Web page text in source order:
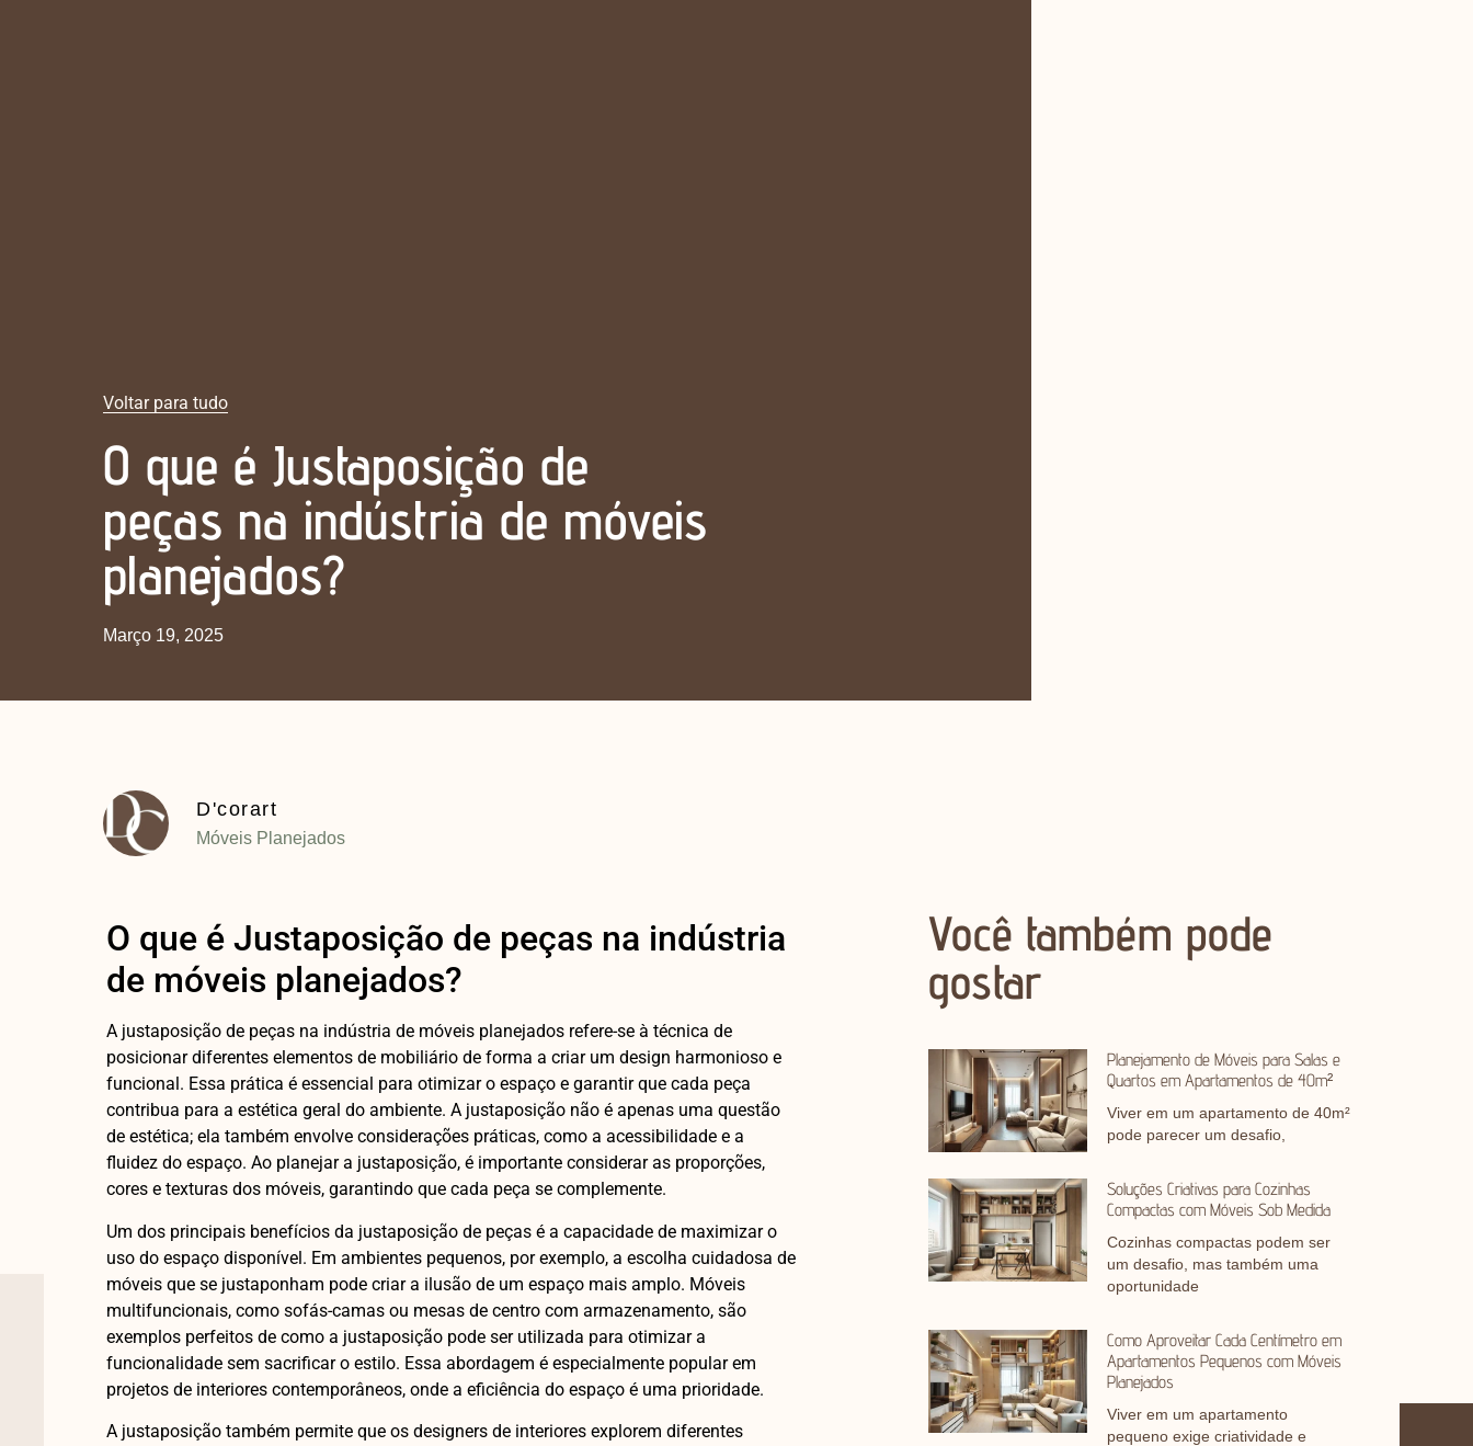
Voltar para tudo
O que é Justaposição de
peças na indústria de móveis
planejados?
Março 19, 2025
D'corart
Móveis Planejados
O que é Justaposição de peças na indústria
de móveis planejados?
A justaposição de peças na indústria de móveis planejados refere-se à técnica de
posicionar diferentes elementos de mobiliário de forma a criar um design harmonioso e
funcional. Essa prática é essencial para otimizar o espaço e garantir que cada peça
contribua para a estética geral do ambiente. A justaposição não é apenas uma questão
de estética; ela também envolve considerações práticas, como a acessibilidade e a
fluidez do espaço. Ao planejar a justaposição, é importante considerar as proporções,
cores e texturas dos móveis, garantindo que cada peça se complemente.
Um dos principais benefícios da justaposição de peças é a capacidade de maximizar o
uso do espaço disponível. Em ambientes pequenos, por exemplo, a escolha cuidadosa de
móveis que se justaponham pode criar a ilusão de um espaço mais amplo. Móveis
multifuncionais, como sofás-camas ou mesas de centro com armazenamento, são
exemplos perfeitos de como a justaposição pode ser utilizada para otimizar a
funcionalidade sem sacrificar o estilo. Essa abordagem é especialmente popular em
projetos de interiores contemporâneos, onde a eficiência do espaço é uma prioridade.
A justaposição também permite que os designers de interiores explorem diferentes
Você também pode
gostar
Planejamento de Móveis para Salas e
Quartos em Apartamentos de 40m²
Viver em um apartamento de 40m²
pode parecer um desafio,
Soluções Criativas para Cozinhas
Compactas com Móveis Sob Medida
Cozinhas compactas podem ser
um desafio, mas também uma
oportunidade
Como Aproveitar Cada Centímetro em
Apartamentos Pequenos com Móveis
Planejados
Viver em um apartamento
pequeno exige criatividade e